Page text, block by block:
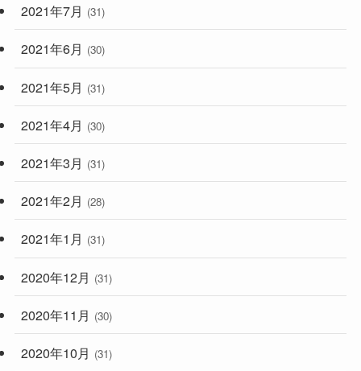
2021年7月 (31)
2021年6月 (30)
2021年5月 (31)
2021年4月 (30)
2021年3月 (31)
2021年2月 (28)
2021年1月 (31)
2020年12月 (31)
2020年11月 (30)
2020年10月 (31)